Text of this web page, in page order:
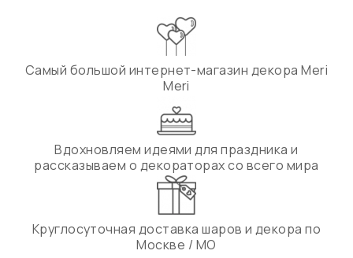
Самый большой интернет-магазин декора Meri
Meri
Вдохновляем идеями для праздника и
рассказываем о декораторах со всего мира
Круглосуточная доставка шаров и декора по
Москве / МО